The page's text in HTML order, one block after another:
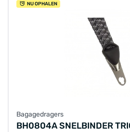
NU OPHALEN
Bagagedragers
BH0804A SNELBINDER